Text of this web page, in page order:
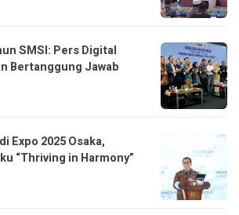
SMSI: Pers Digital
Bertanggung Jawab
Expo 2025 Osaka,
“Thriving in Harmony”